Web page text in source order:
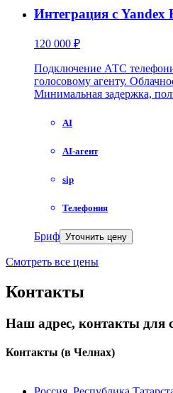
Интеграция с Yandex
120 000 ₽
Подключение АТС
голосовому агенту.
Минимальная задержка,
AI
AI-агент
sip
Телефония
Бриф Уточнить цену
Смотреть все цены
Контакты
Наш адрес, контакты для
Контакты (в Челнах)